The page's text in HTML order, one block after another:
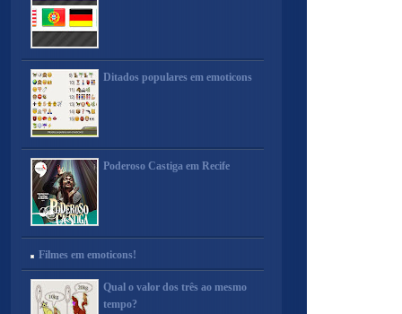
Ditados populares em emoticons
Poderoso Castiga em Recife
Filmes em emoticons!
Qual o valor dos três ao mesmo
tempo?